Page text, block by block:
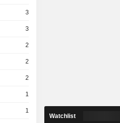
3
3
2
2
2
1
1
Watchlist